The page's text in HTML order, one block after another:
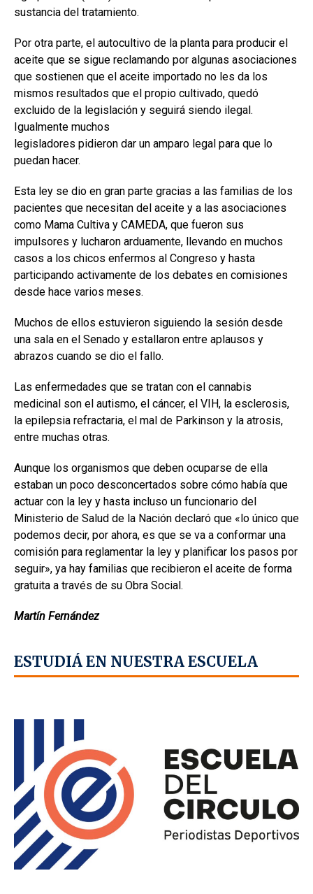
sustancia del tratamiento.
Por otra parte, el autocultivo de la planta para producir el
aceite que se sigue reclamando por algunas asociaciones
que sostienen que el aceite importado no les da los
mismos resultados que el propio cultivado, quedó
excluido de la legislación y seguirá siendo ilegal.
Igualmente muchos
legisladores pidieron dar un amparo legal para que lo
puedan hacer.
Esta ley se dio en gran parte gracias a las familias de los
pacientes que necesitan del aceite y a las asociaciones
como Mama Cultiva y CAMEDA, que fueron sus
impulsores y lucharon arduamente, llevando en muchos
casos a los chicos enfermos al Congreso y hasta
participando activamente de los debates en comisiones
desde hace varios meses.
Muchos de ellos estuvieron siguiendo la sesión desde
una sala en el Senado y estallaron entre aplausos y
abrazos cuando se dio el fallo.
Las enfermedades que se tratan con el cannabis
medicinal son el autismo, el cáncer, el VIH, la esclerosis,
la epilepsia refractaria, el mal de Parkinson y la atrosis,
entre muchas otras.
Aunque los organismos que deben ocuparse de ella
estaban un poco desconcertados sobre cómo había que
actuar con la ley y hasta incluso un funcionario del
Ministerio de Salud de la Nación declaró que «lo único que
podemos decir, por ahora, es que se va a conformar una
comisión para reglamentar la ley y planificar los pasos por
seguir», ya hay familias que recibieron el aceite de forma
gratuita a través de su Obra Social.
Martín Fernández
ESTUDIÁ EN NUESTRA ESCUELA